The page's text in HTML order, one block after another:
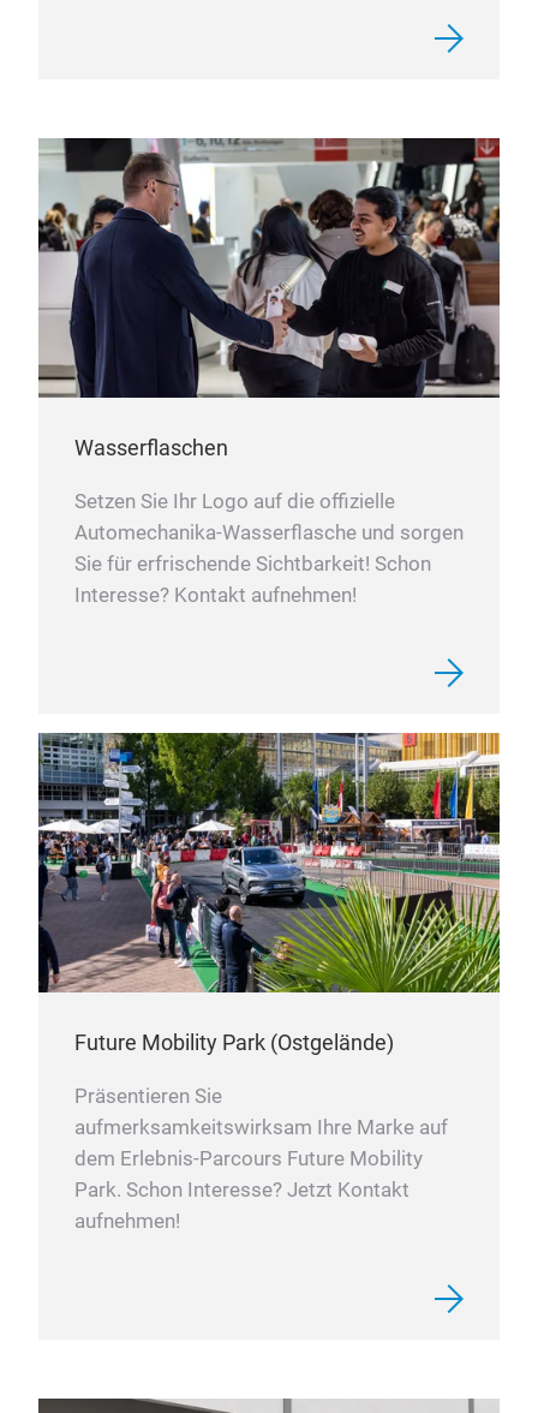
Wasserflaschen
Setzen Sie Ihr Logo auf die offizielle
Automechanika-Wasserflasche und sorgen
Sie für erfrischende Sichtbarkeit! Schon
Interesse? Kontakt aufnehmen!
Future Mobility Park (Ostgelände)
Präsentieren Sie
aufmerksamkeitswirksam Ihre Marke auf
dem Erlebnis-Parcours Future Mobility
Park. Schon Interesse? Jetzt Kontakt
aufnehmen!